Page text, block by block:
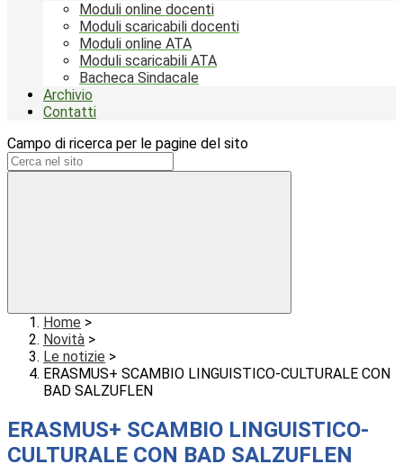
Moduli online docenti
Moduli scaricabili docenti
Moduli online ATA
Moduli scaricabili ATA
Bacheca Sindacale
Archivio
Contatti
Campo di ricerca per le pagine del sito
Home >
Novità >
Le notizie >
ERASMUS+ SCAMBIO LINGUISTICO-CULTURALE CON
BAD SALZUFLEN
ERASMUS+ SCAMBIO LINGUISTICO-
CULTURALE CON BAD SALZUFLEN